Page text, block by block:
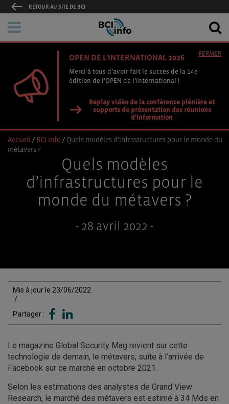
RETOUR AU SITE DE BCI
OPEN DE L'INTERNATIONAL 2026
Merci à tous d’avoir fait le succès de la 14e
édition de l’OPEN de l’international !
Replay vidéo de la conférence plénière et
supports de présentation des réunions
d'information
FERMER
Accueil / BCI info / Quels modèles d’infrastructures pour le monde du
métavers ?
Quels modèles
d’infrastructures pour le
monde du métavers ?
- 28 avril 2022 -
Mis à jour le 23/06/2022
/
Partager :
Le magazine Global Security Mag revient sur cette
technologie de demain, le métavers, suite à l’arrivée de
Facebook sur ce marché en octobre 2021.
Selon les estimations des analystes de Grand View
Research, le marché des métavers est estimé à 34 Mds en